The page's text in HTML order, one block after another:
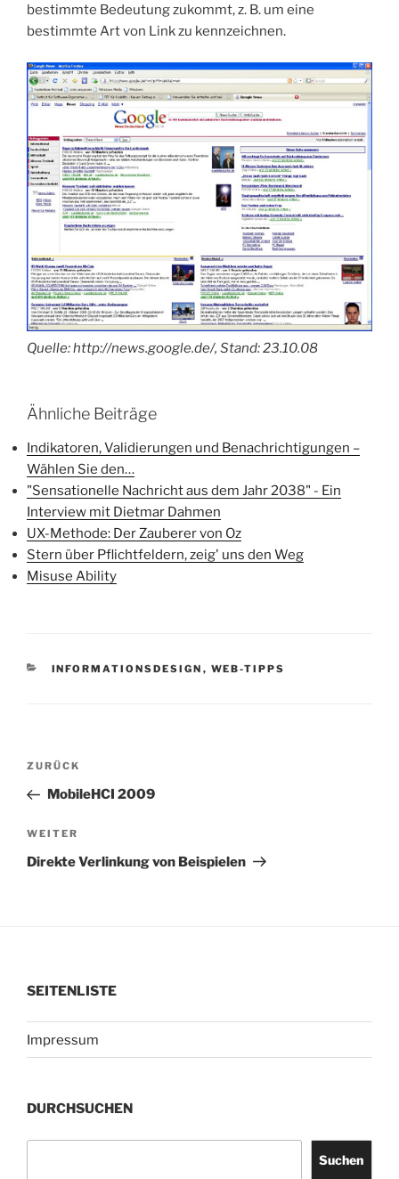
bestimmte Bedeutung zukommt, z. B. um eine
bestimmte Art von Link zu kennzeichnen.
Quelle: http://news.google.de/, Stand: 23.10.08
Ähnliche Beiträge
Indikatoren, Validierungen und Benachrichtigungen –
Wählen Sie den…
"Sensationelle Nachricht aus dem Jahr 2038" - Ein
Interview mit Dietmar Dahmen
UX-Methode: Der Zauberer von Oz
Stern über Pflichtfeldern, zeig' uns den Weg
Misuse Ability
KATEGORIEN
INFORMATIONSDESIGN , WEB-TIPPS
Beitragsnavigation
Vorheriger
Beitrag
ZURÜCK
MobileHCI 2009
Nächster
Beitrag
WEITER
Direkte Verlinkung von Beispielen
SEITENLISTE
Impressum
DURCHSUCHEN
Suchen